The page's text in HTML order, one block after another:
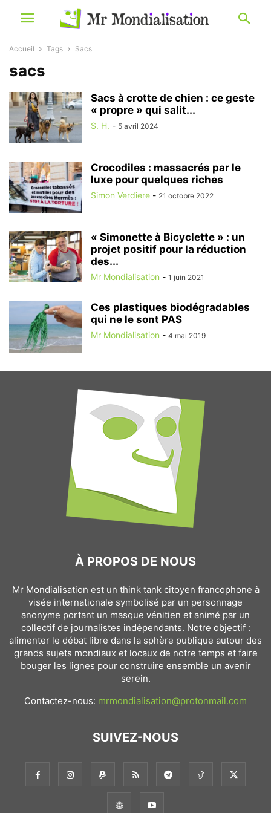
Accueil Tags Sacs
sacs
Sacs à crotte de chien : ce geste
« propre » qui salit...
S. H. - 5 avril 2024
Crocodiles : massacrés par le
luxe pour quelques riches
Simon Verdiere - 21 octobre 2022
« Simonette à Bicyclette » : un
projet positif pour la réduction
des...
Mr Mondialisation - 1 juin 2021
Ces plastiques biodégradables
qui ne le sont PAS
Mr Mondialisation - 4 mai 2019
À PROPOS DE NOUS
Mr Mondialisation est un think tank citoyen francophone à
visée internationale symbolisé par un personnage
anonyme portant un masque vénitien et animé par un
collectif de journalistes indépendants. Notre objectif :
alimenter le débat libre dans la sphère publique autour des
grands sujets mondiaux et locaux de notre temps et faire
bouger les lignes pour construire ensemble un avenir
serein.
Contactez-nous: mrmondialisation@protonmail.com
SUIVEZ-NOUS